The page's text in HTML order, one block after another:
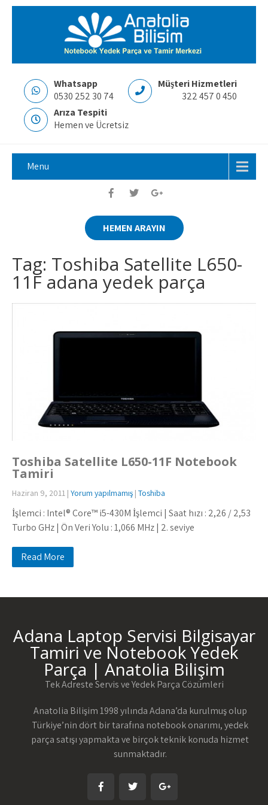
Whatsapp
0530 252 30 74
Müşteri Hizmetleri
322 457 0 450
Arıza Tespiti
Hemen ve Ücretsiz
Menu
HEMEN ARAYIN
Tag: Toshiba Satellite L650-
11F adana yedek parça
Toshiba Satellite L650-11F Notebook
Tamiri
Haziran 9, 2011 | Yorum yapılmamış | Toshiba
İşlemci : Intel® Core™ i5-430M İşlemci | Saat hızı : 2,26 / 2,53
Turbo GHz | Ön Veri Yolu : 1,066 MHz | 2. seviye
Read More
Adana Laptop Servisi Bilgisayar
Tamiri ve Notebook Yedek
Parça | Anatolia Bilişim
Tek Adreste Servis ve Yedek Parça Çözümleri
Anatolia Bilişim 1998 yılında Adana’da kurulmuş olup
Türkiye’nin dört bir tarafına notebook onarımı, yedek
parça satışı yapmakta ve birçok teknik konuda hizmet
sunmaktadır.